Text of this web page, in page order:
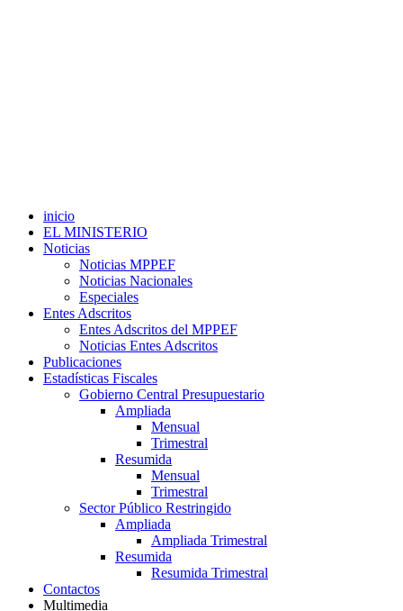
inicio
EL MINISTERIO
Noticias
Noticias MPPEF
Noticias Nacionales
Especiales
Entes Adscritos
Entes Adscritos del MPPEF
Noticias Entes Adscritos
Publicaciones
Estadísticas Fiscales
Gobierno Central Presupuestario
Ampliada
Mensual
Trimestral
Resumida
Mensual
Trimestral
Sector Público Restringido
Ampliada
Ampliada Trimestral
Resumida
Resumida Trimestral
Contactos
Multimedia